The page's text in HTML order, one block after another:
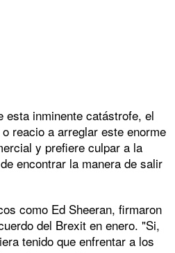
esta inminente catástrofe, el
reacio a arreglar este enorme
y prefiere culpar a la
encontrar la manera de salir
como Ed Sheeran, firmaron
del Brexit en enero. "Si,
tenido que enfrentar a los